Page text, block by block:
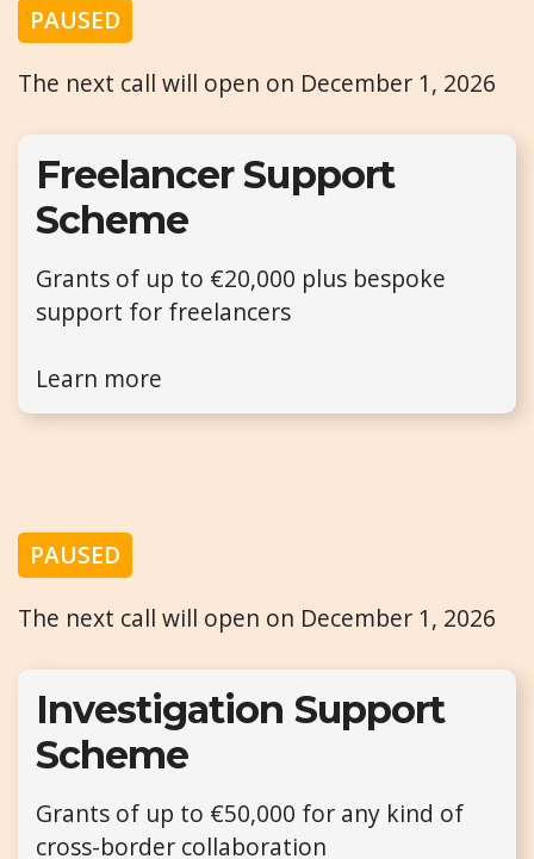
PAUSED
The next call will open on December 1, 2026
Freelancer Support
Scheme
Grants of up to €20,000 plus bespoke
support for freelancers
Learn more
PAUSED
The next call will open on December 1, 2026
Investigation Support
Scheme
Grants of up to €50,000 for any kind of
cross-border collaboration